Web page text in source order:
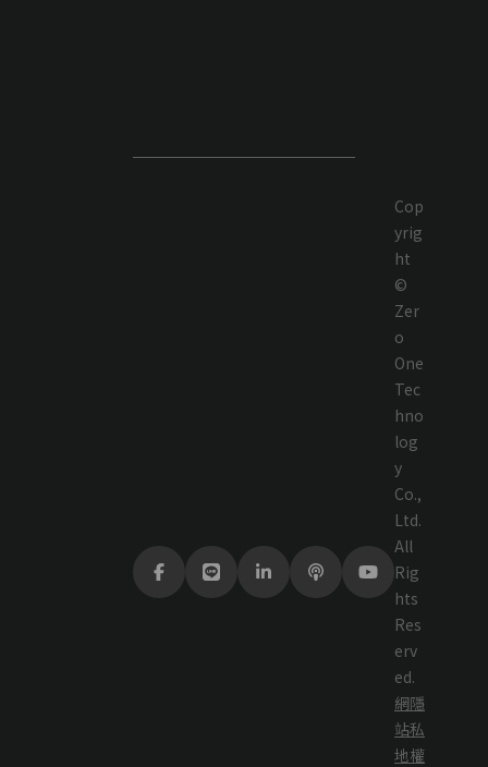
Cop
yrig
ht
©
Zer
o
One
Tec
hno
log
y
Co.,
Ltd.
All
Rig
hts
Res
erv
ed.
網
站
地
隱
私
權